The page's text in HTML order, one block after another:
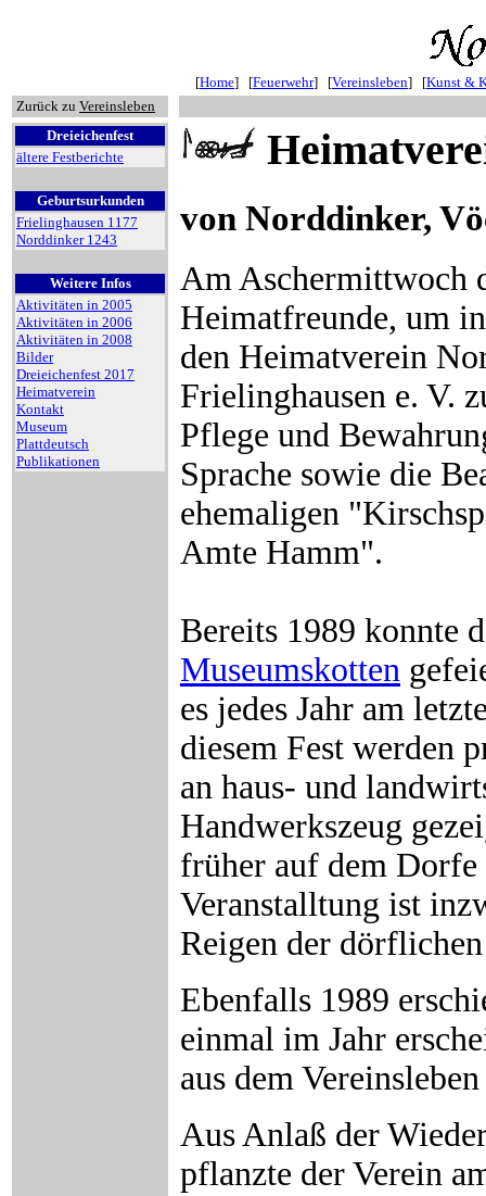
[Home] [Feuerwehr] [Vereinsleben] [Kunst &
Zurück zu Vereinsleben
Dreieichenfest
ältere Festberichte
Geburtsurkunden
Frielinghausen 1177
Norddinker 1243
Weitere Infos
Aktivitäten in 2005
Aktivitäten in 2006
Aktivitäten in 2008
Bilder
Dreieichenfest 2017
Heimatverein
Kontakt
Museum
Plattdeutsch
Publikationen
von Norddinker,
Am Aschermittwoch
Heimatfreunde, um
den Heimatverein
Frielinghausen e. V.
Pflege und
Sprache sowie die
ehemaligen
Amte Hamm".
Bereits 1989 konnte
Museumskotten
es jedes Jahr am
diesem Fest werden
an haus- und
Handwerkszeug
früher auf dem Dorfe
Veranstalltung ist
Reigen der
Ebenfalls 1989
einmal im Jahr
aus dem
Aus Anlaß der
pflanzte der Verein